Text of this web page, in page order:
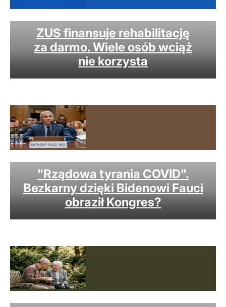
ZUS finansuje rehabilitację
za darmo. Wiele osób wciąż
nie korzysta
"Rządowa tyrania COVID".
Bezkarny dzięki Bidenowi Fauci
obraził Kongres?